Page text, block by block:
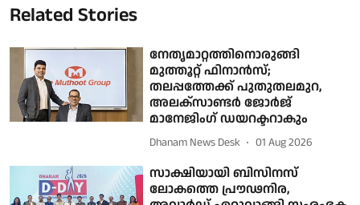
Related Stories
നേതൃമാറ്റത്തിനൊരുങ്ങി
മുത്തൂറ്റ് ഫിനാന്‍സ്;
തലപ്പത്തേക്ക് പുതുതലമുറ,
അലക്‌സാണ്ടര്‍ ജോര്‍ജ്
മാനേജിംഗ് ഡയറക്ടറാകും
Dhanam News Desk 01 Aug 2026
സാക്ഷിയായി ബിസിനസ്
ലോകത്തെ പ്രൗഢനിര,